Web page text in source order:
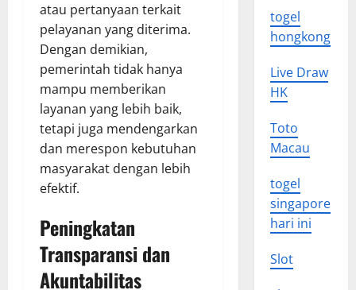
atau pertanyaan terkait
pelayanan yang diterima.
Dengan demikian,
pemerintah tidak hanya
mampu memberikan
layanan yang lebih baik,
tetapi juga mendengarkan
dan merespon kebutuhan
masyarakat dengan lebih
efektif.
Peningkatan
Transparansi dan
Akuntabilitas
togel
hongkong
Live Draw
HK
Toto
Macau
togel
singapore
hari ini
Slot